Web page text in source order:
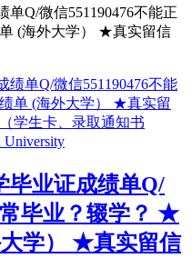
Q/微信551190476不能正
(海外大学） ★真实留信
毕业证成绩单Q/
常毕业？辍学？ ★
学） ★真实留信